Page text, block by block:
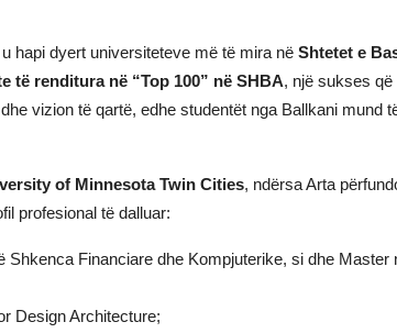
hapi dyert universiteteve më të mira në Shtetet e
të renditura në “Top 100” në SHBA, një sukses që
vizion të qartë, edhe studentët nga Ballkani mund
of Minnesota Twin Cities, ndërsa Arta
profesional të dalluar:
Shkenca Financiare dhe Kompjuterike, si dhe Master
Design Architecture;